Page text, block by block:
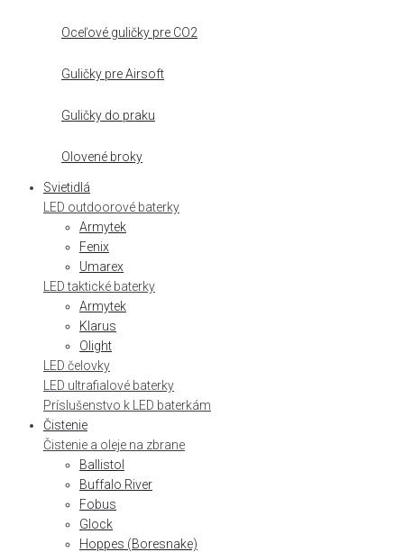
Oceľové guličky pre CO2
Guličky pre Airsoft
Guličky do praku
Olovené broky
Svietidlá
LED outdoorové baterky
Armytek
Fenix
Umarex
LED taktické baterky
Armytek
Klarus
Olight
LED čelovky
LED ultrafialové baterky
Príslušenstvo k LED baterkám
Čistenie
Čistenie a oleje na zbrane
Ballistol
Buffalo River
Fobus
Glock
Hoppes (Boresnake)